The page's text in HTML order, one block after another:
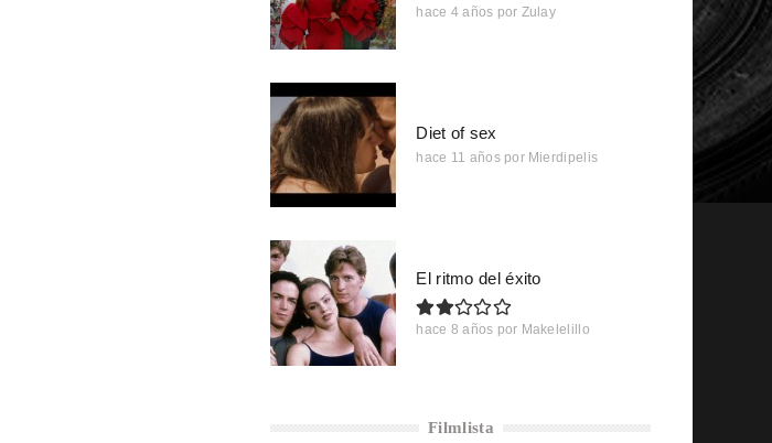
hace 4 años por Zulay
Diet of sex
hace 11 años por Mierdipelis
El ritmo del éxito
hace 8 años por Makelelillo
Filmlista